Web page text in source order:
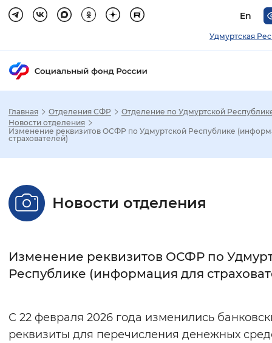
En
Удмуртская
Стандартный Увеличенный
Без засечек С засечками
Нормальный Увеличенный
Главная Отделения СФР
Отделение по Удмуртской
Новости отделения
Изменение реквизитов ОСФР по Удмуртской Республике
страхователей)
Новости отделения
Изменение реквизитов ОСФР по
Республике (информация для
С 22 февраля 2026 года изменились
реквизиты для перечисления денежных